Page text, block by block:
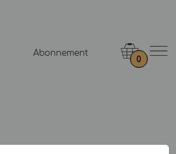
Abonnement
0